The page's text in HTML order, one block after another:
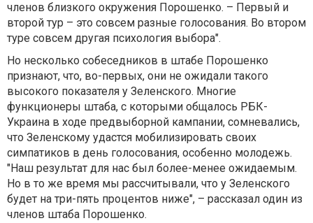
членов близкого окружения Порошенко. – Первый и
второй тур – это совсем разные голосования. Во втором
туре совсем другая психология выбора".
Но несколько собеседников в штабе Порошенко
признают, что, во-первых, они не ожидали такого
высокого показателя у Зеленского. Многие
функционеры штаба, с которыми общалось РБК-
Украина в ходе предвыборной кампании, сомневались,
что Зеленскому удастся мобилизировать своих
симпатиков в день голосования, особенно молодежь.
"Наш результат для нас был более-менее ожидаемым.
Но в то же время мы рассчитывали, что у Зеленского
будет на три-пять процентов ниже", – рассказал один из
членов штаба Порошенко.